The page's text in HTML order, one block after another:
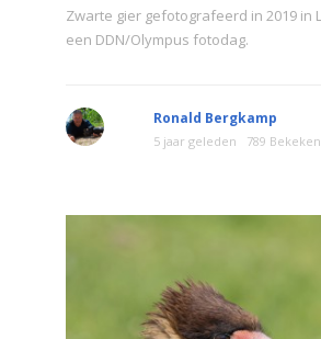
Zwarte gier gefotografeerd in 2019 in
een DDN/Olympus fotodag.
Ronald Bergkamp
5 jaar geleden 789 Bekeken